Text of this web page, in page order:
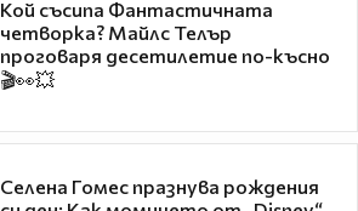
Кой съсипа Фантастичната
четворка? Майлс Телър
проговаря десетилетие по-късно
🎬👀💥
Селена Гомес празнува рождения